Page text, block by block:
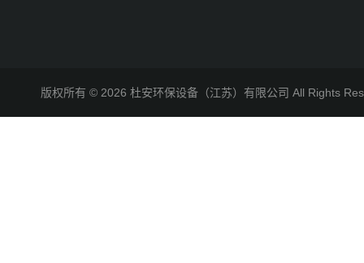
版权所有 © 2026 杜安环保设备（江苏）有限公司 All Rights